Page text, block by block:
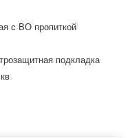
с ВО пропиткой
подкладка